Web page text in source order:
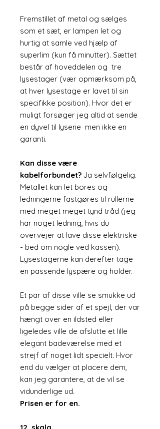
Fremstillet af metal og sælges
som et sæt, er lampen let og
hurtig at samle ved hjælp af
superlim (kun få minutter). Sættet
består af hoveddelen og tre
lysestager (vær opmærksom på,
at hver lysestage er lavet til sin
specifikke position). Hvor det er
muligt forsøger jeg altid at sende
en dyvel til lysene men ikke en
garanti.
Kan disse være
kabelforbundet? Ja selvfølgelig.
Metallet kan let bores og
ledningerne fastgøres til rullerne
med meget meget tynd tråd (jeg
har noget ledning, hvis du
overvejer at lave disse elektriske
- bed om nogle ved kassen).
Lysestagerne kan derefter tage
en passende lyspære og holder.
Et par af disse ville se smukke ud
på begge sider af et spejl, der var
hængt over en ildsted eller
ligeledes ville de afslutte et lille
elegant badeværelse med et
strejf af noget lidt specielt. Hvor
end du vælger at placere dem,
kan jeg garantere, at de vil se
vidunderlige ud.
Prisen er for en.